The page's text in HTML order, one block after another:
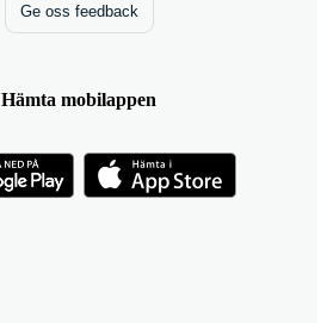
Ge oss feedback
Hämta mobilappen